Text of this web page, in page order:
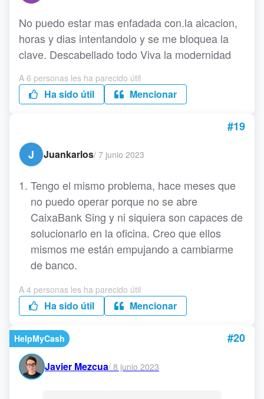
No puedo estar mas enfadada con.la aicacion,
horas y dias intentandolo y se me bloquea la
clave. Descabellado todo Viva la modernidad
A 6 personas les ha parecido útil
Ha sido útil Mencionar
#19
J
Juankarlos/ 7 junio 2023
Tengo el mismo problema, hace meses que
no puedo operar porque no se abre
CaixaBank Sing y ni siquiera son capaces de
solucionarlo en la oficina. Creo que ellos
mismos me están empujando a cambiarme
de banco.
A 4 personas les ha parecido útil
Ha sido útil Mencionar
HelpMyCash #20
Javier Mezcua/ 8 junio 2023